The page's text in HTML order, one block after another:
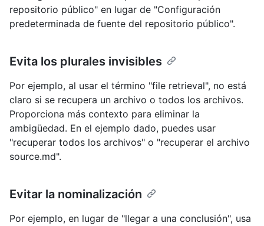
repositorio público" en lugar de "Configuración
predeterminada de fuente del repositorio público".
Evita los plurales invisibles
Por ejemplo, al usar el término "file retrieval", no está
claro si se recupera un archivo o todos los archivos.
Proporciona más contexto para eliminar la
ambigüedad. En el ejemplo dado, puedes usar
"recuperar todos los archivos" o "recuperar el archivo
source.md".
Evitar la nominalización
Por ejemplo, en lugar de "llegar a una conclusión", usa